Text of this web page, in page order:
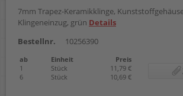
7mm Trapez-Keramikklinge,
Klingeneinzug, grün Details
Bestellnr.
10256390
ab Einheit
Preis
1
Stück
11,79 €
6
Stück 10,69 €